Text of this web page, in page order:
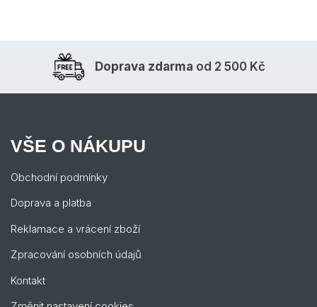
Doprava zdarma od 2 500 Kč
VŠE O NÁKUPU
Obchodní podmínky
Doprava a platba
Reklamace a vrácení zboží
Zpracování osobních údajů
Kontakt